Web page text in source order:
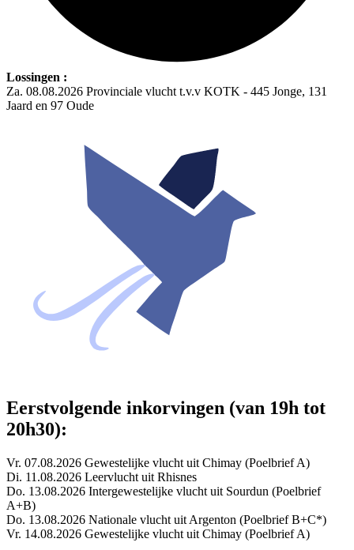
Lossingen :
Za. 08.08.2026 Provinciale vlucht t.v.v KOTK - 445 Jonge, 131
Jaard en 97 Oude
Eerstvolgende inkorvingen (van 19h tot
20h30):
Vr. 07.08.2026 Gewestelijke vlucht uit Chimay (Poelbrief A)
Di. 11.08.2026 Leervlucht uit Rhisnes
Do. 13.08.2026 Intergewestelijke vlucht uit Sourdun (Poelbrief
A+B)
Do. 13.08.2026 Nationale vlucht uit Argenton (Poelbrief B+C*)
Vr. 14.08.2026 Gewestelijke vlucht uit Chimay (Poelbrief A)